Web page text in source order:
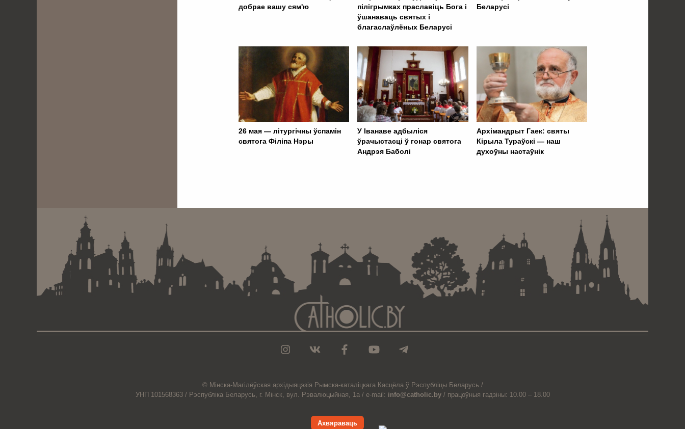
добрае вашу сям'ю
пілігрымках праславіць Бога і
ўшанаваць святых і
благаслаўлёных Беларусі
Беларусі
26 мая — літургічны ўспамін
святога Філіпа Нэры
У Іванаве адбыліся
ўрачыстасці ў гонар святога
Андрэя Баболі
Архімандрыт Гаек: святы
Кірыла Тураўскі — наш
духоўны настаўнік
© Мiнска-Магiлёўская архiдыяцэзiя Рымска-каталіцкагаКасцёла ў Рэспубліцы Беларусь /
УНП 101568363 / Рэспубліка Беларусь, г. Мінск, вул. Рэвалюцыйная, 1а / e-mail: info@catholic.by/ працоўныя гадзіны: 10.00 – 18.00
Ахвяраваць